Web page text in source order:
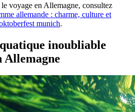
voyage en Allemagne, consultez
allemande : charme, culture et
munich.
inoubliable
Allemagne